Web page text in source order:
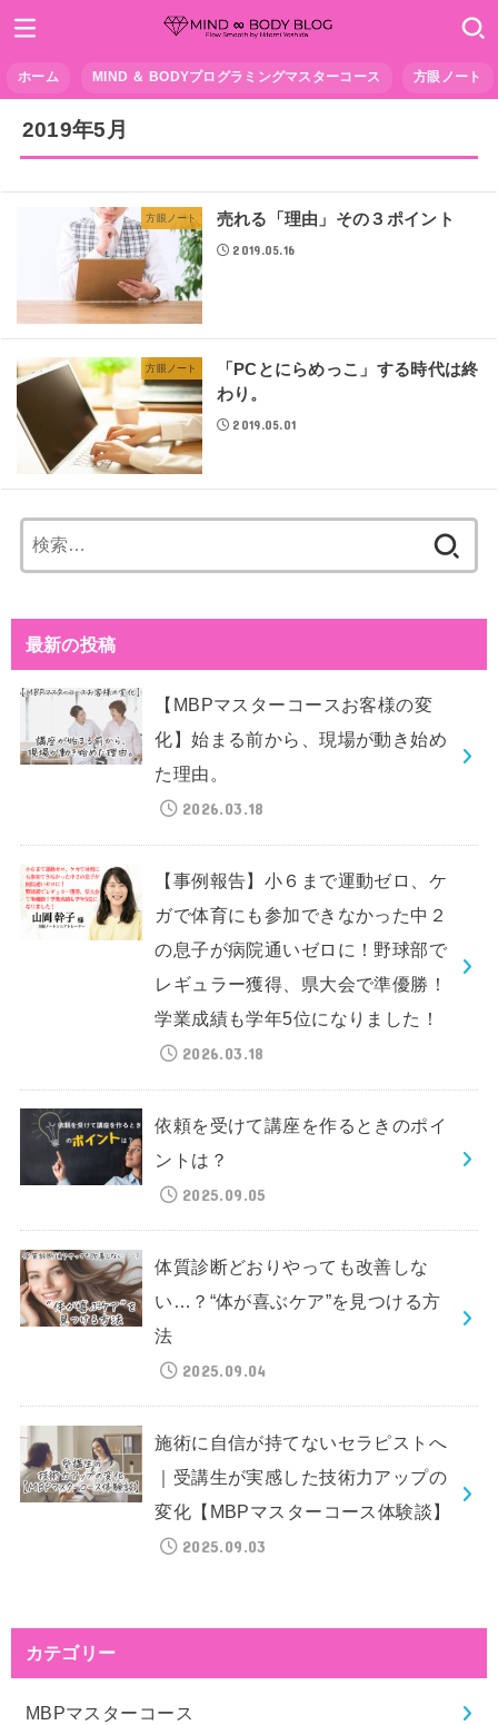
ホーム MIND ＆ BODYプログラミングマスターコース 方眼ノート
2019年5月
方眼ノート 売れる「理由」その３ポイント
2019.05.16
方眼ノート
「PCとにらめっこ」する時代は終
わり。
2019.05.01
索:
最新の投稿
【MBPマスターコースお客様の変
化】始まる前から、現場が動き始め
た理由。
2026.03.18
【事例報告】小６まで運動ゼロ、ケ
ガで体育にも参加できなかった中２
の息子が病院通いゼロに！野球部で
レギュラー獲得、県大会で準優勝！
学業成績も学年5位になりました！
2026.03.18
依頼を受けて講座を作るときのポイ
ントは？
2025.09.05
体質診断どおりやっても改善しな
い…？“体が喜ぶケア”を見つける方
法
2025.09.04
施術に自信が持てないセラピストへ
｜受講生が実感した技術力アップの
変化【MBPマスターコース体験談】
2025.09.03
カテゴリー
MBPマスターコース